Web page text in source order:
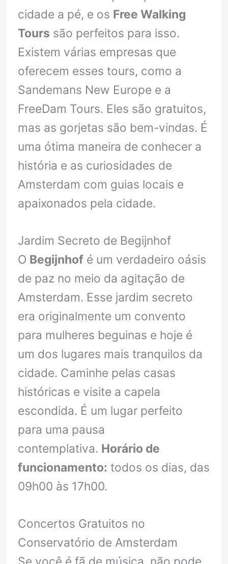
cidade a pé, e os Free Walking
Tours são perfeitos para isso.
Existem várias empresas que
oferecem esses tours, como a
Sandemans New Europe e a
FreeDam Tours. Eles são gratuitos,
mas as gorjetas são bem-vindas. É
uma ótima maneira de conhecer a
história e as curiosidades de
Amsterdam com guias locais e
apaixonados pela cidade.
Jardim Secreto de Begijnhof
O Begijnhof é um verdadeiro oásis
de paz no meio da agitação de
Amsterdam. Esse jardim secreto
era originalmente um convento
para mulheres beguinas e hoje é
um dos lugares mais tranquilos da
cidade. Caminhe pelas casas
históricas e visite a capela
escondida. É um lugar perfeito
para uma pausa
contemplativa. Horário de
funcionamento: todos os dias, das
09h00 às 17h00.
Concertos Gratuitos no
Conservatório de Amsterdam